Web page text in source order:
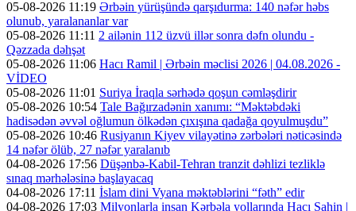
05-08-2026 11:19 Ərbəin yürüşündə qarşıdurma: 140 nəfər həbs
olunub, yaralananlar var
05-08-2026 11:11 2 ailənin 112 üzvü illər sonra dəfn olundu -
Qəzzada dəhşət
05-08-2026 11:06 Hacı Ramil | Ərbəin məclisi 2026 | 04.08.2026 -
VİDEO
05-08-2026 11:01 Suriya İraqla sərhədə qoşun cəmləşdirir
05-08-2026 10:54 Tale Bağırzadənin xanımı: “Məktəbdəki
hadisədən əvvəl oğlumun ölkədən çıxışına qadağa qoyulmuşdu”
05-08-2026 10:46 Rusiyanın Kiyev vilayətinə zərbələri nəticəsində
14 nəfər ölüb, 27 nəfər yaralanıb
04-08-2026 17:56 Düşənbə-Kabil-Tehran tranzit dəhlizi tezliklə
sınaq mərhələsinə başlayacaq
04-08-2026 17:11 İslam dini Vyana məktəblərini “fəth” edir
04-08-2026 17:03 Milyonlarla insan Kərbəla yollarında Hacı Sahin |